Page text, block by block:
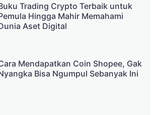
Trading Crypto Terbaik untuk
Hingga Mahir Memahami
Aset Digital
Mendapatkan Coin Shopee, Gak
Bisa Ngumpul Sebanyak Ini